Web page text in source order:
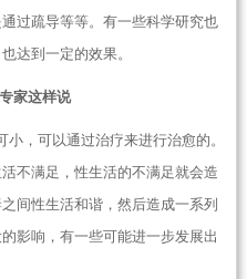
过疏导等等。有一些科学研究也
达到一定的效果。
家这样说
，可以通过治疗来进行治愈的。
不满足，性生活的不满足就会造
间性生活和谐，然后造成一系列
影响，有一些可能进一步发展出